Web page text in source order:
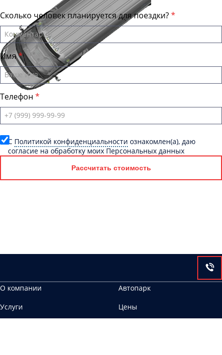
Сколько человек планируется для поездки?
Имя
Телефон
C Политикой конфиденциальности ознакомлен(а), даю
согласие на обработку моих Персональных данных
Рассчитать стоимость
О компании
Автопарк
Услуги
Цены